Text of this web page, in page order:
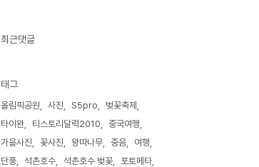
최근댓글
태그
올림픽공원 사진 S5pro
벚꽃축제
타이완
티스토리달력2010
중국여행
가을사진
꽃사진 왕따나무 중음
여행
단풍
석촌호수 석촌호수 벚꽃
포토메타